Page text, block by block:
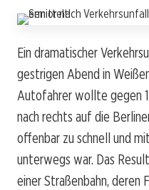
Ein dramatischer
gestrigen Abend in
Autofahrer wollte gegen
nach rechts auf die
offenbar zu schnell und
unterwegs war. Das
einer Straßenbahn,